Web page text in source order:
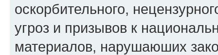
оскорбительного,
угроз и призывов к
материалов, нарушаюших